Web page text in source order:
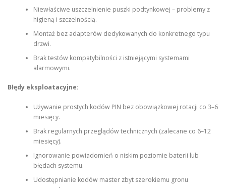
Niewłaściwe uszczelnienie puszki podtynkowej – problemy z
higieną i szczelnością.
Montaż bez adapterów dedykowanych do konkretnego typu
drzwi.
Brak testów kompatybilności z istniejącymi systemami
alarmowymi.
Błędy eksploatacyjne:
Używanie prostych kodów PIN bez obowiązkowej rotacji co 3–6
miesięcy.
Brak regularnych przeglądów technicznych (zalecane co 6–12
miesięcy).
Ignorowanie powiadomień o niskim poziomie baterii lub
błędach systemu.
Udostępnianie kodów master zbyt szerokiemu gronu